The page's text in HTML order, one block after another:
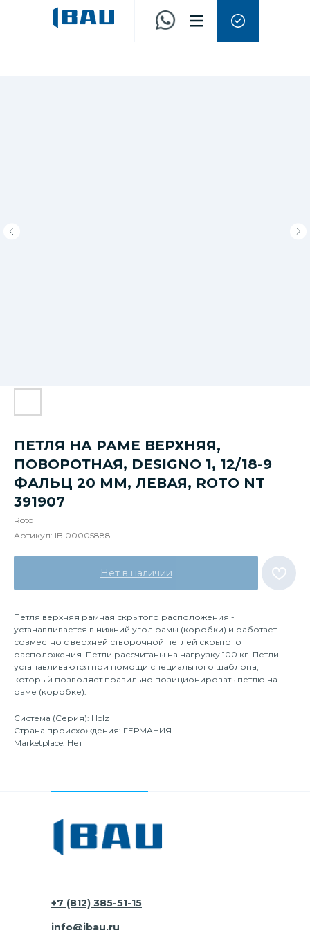
ПЕТЛЯ НА РАМЕ ВЕРХНЯЯ,
ПОВОРОТНАЯ, DESIGNO 1, 12/18-9
ФАЛЬЦ 20 ММ, ЛЕВАЯ, ROTO NT
391907
Roto
Артикул: IB.00005888
Нет в наличии
Петля верхняя рамная скрытого расположения -
устанавливается в нижний угол рамы (коробки) и работает
совместно с верхней створочной петлей скрытого
расположения. Петли рассчитаны на нагрузку 100 кг. Петли
устанавливаются при помощи специального шаблона,
который позволяет правильно позиционировать петлю на
раме (коробке).
Система (Серия): Holz
Страна происхождения: ГЕРМАНИЯ
Marketplace: Нет
+7 (812) 385-51-15
info@ibau.ru